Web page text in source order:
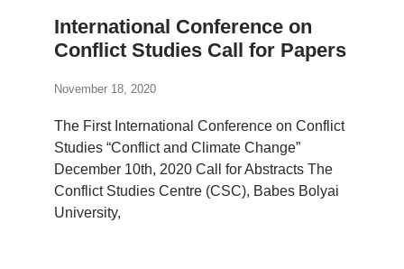
International Conference on
Conflict Studies Call for Papers
November 18, 2020
The First International Conference on Conflict
Studies “Conflict and Climate Change”
December 10th, 2020 Call for Abstracts The
Conflict Studies Centre (CSC), Babes Bolyai
University,